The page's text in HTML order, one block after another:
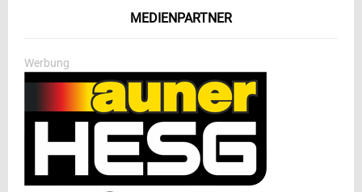
MEDIENPARTNER
Werbung